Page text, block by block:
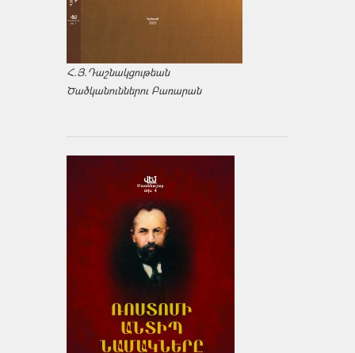
Հ.Յ.Դաշնակցութեան
Ծածկանուններու Բառարան